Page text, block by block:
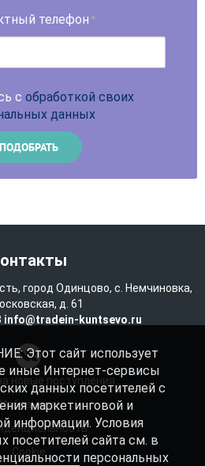
телефон *
с обработкой своих
данных
город Одинцово, с. Немчиновка,
д. 61
info@tradein-kuntsevo.ru
новые поступления
Избранное
Cookie
Этот сайт использует
иные Интернет-сервисы
данных посетителей с
маркетинговой и
информации. Условия
посетителей сайта см. в
персональных